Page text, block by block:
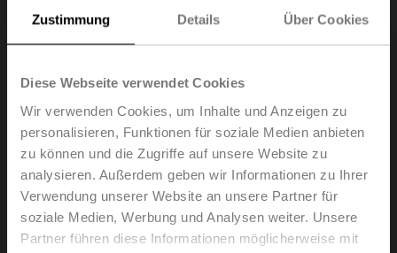
Zustimmung Details Über Cookies
Diese Webseite verwendet Cookies
Wir verwenden Cookies, um Inhalte und Anzeigen zu
personalisieren, Funktionen für soziale Medien anbieten
zu können und die Zugriffe auf unsere Website zu
analysieren. Außerdem geben wir Informationen zu Ihrer
Verwendung unserer Website an unsere Partner für
soziale Medien, Werbung und Analysen weiter. Unsere
Partner führen diese Informationen möglicherweise mit
NFA-S2
Drehantrieb mit Notstellfunktion, 10 Nm, AC 24...240 V /
DC 24...125 V, Auf/Zu, 75 s, 2x SPDT, IP54